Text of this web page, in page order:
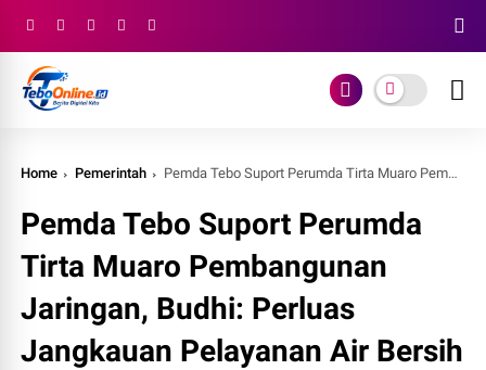
Home Pemerintah Pemda Tebo Suport Perumda Tirta Muaro Pembangunan Jaringan, Budhi: Perluas Jangkauan Pelayanan Air Bersih Untuk Masyarakat
Pemda Tebo Suport Perumda
Tirta Muaro Pembangunan
Jaringan, Budhi: Perluas
Jangkauan Pelayanan Air Bersih